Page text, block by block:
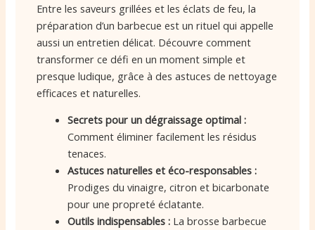
Entre les saveurs grillées et les éclats de feu, la
préparation d’un barbecue est un rituel qui appelle
aussi un entretien délicat. Découvre comment
transformer ce défi en un moment simple et
presque ludique, grâce à des astuces de nettoyage
efficaces et naturelles.
Secrets pour un dégraissage optimal :
Comment éliminer facilement les résidus
tenaces.
Astuces naturelles et éco-responsables :
Prodiges du vinaigre, citron et bicarbonate
pour une propreté éclatante.
Outils indispensables : La brosse barbecue